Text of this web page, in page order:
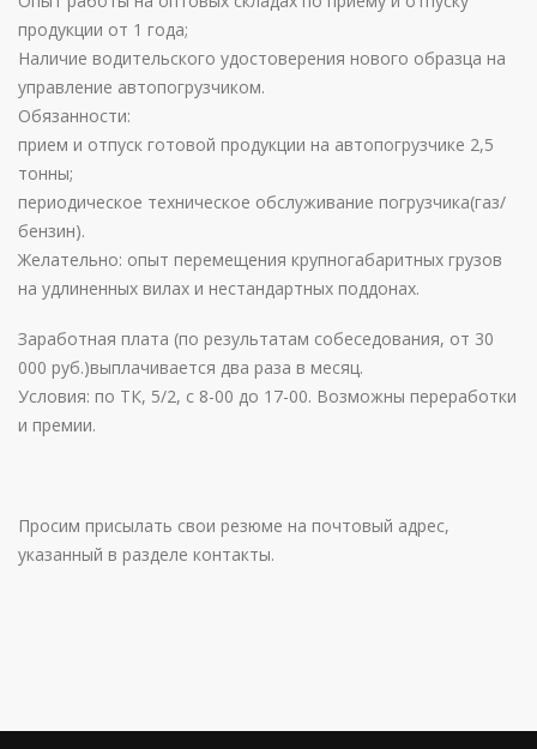
продукции от 1 года;
Наличие водительского удостоверения нового образца на
управление автопогрузчиком.
Обязанности:
прием и отпуск готовой продукции на автопогрузчике 2,5
тонны;
периодическое техническое обслуживание погрузчика(газ/
бензин).
Желательно: опыт перемещения крупногабаритных грузов
на удлиненных вилах и нестандартных поддонах.
Заработная плата (по результатам собеседования, от 30
000 руб.)выплачивается два раза в месяц.
Условия: по ТК, 5/2, с 8-00 до 17-00. Возможны переработки
и премии.
Просим присылать свои резюме на почтовый адрес,
указанный в разделе контакты.